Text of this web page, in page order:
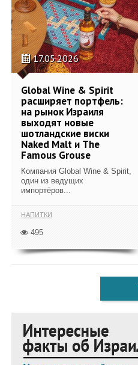
17.05.2026
Global Wine & Spirit
расширяет портфель:
на рынок Израиля
выходят новые
шотландские виски
Naked Malt и The
Famous Grouse
Компания Global Wine & Spirit,
один из ведущих
импортёров...
НАПИТКИ
495